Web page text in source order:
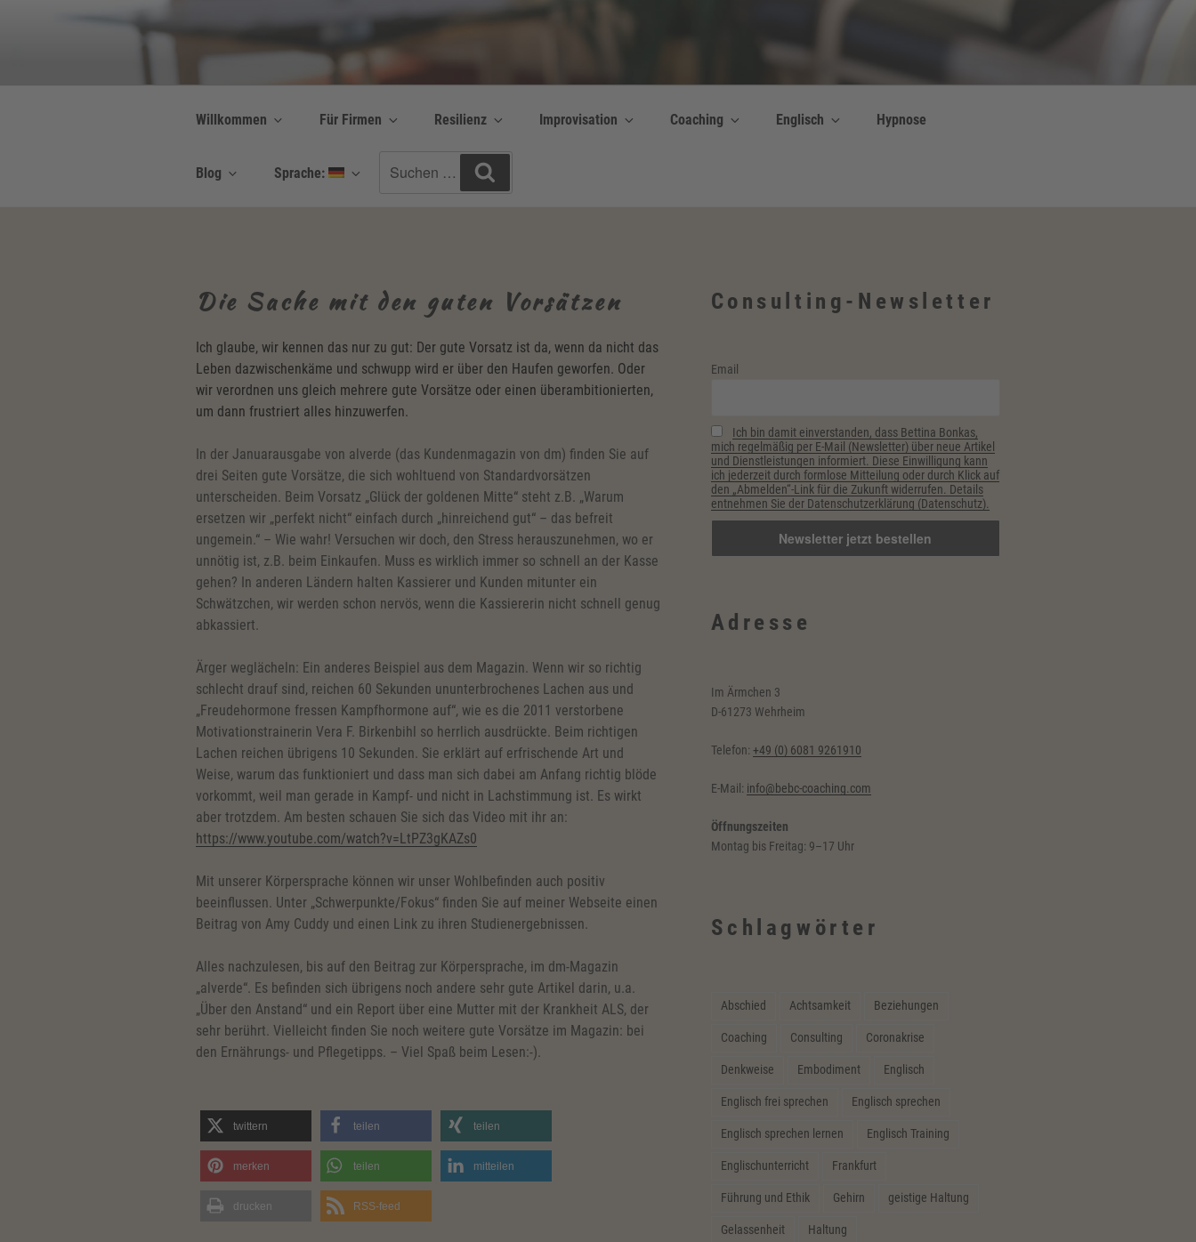
Be Connected by Bettina Bonkas GmbH
Resilienz | Coaching | Englisch + Improvisation
Willkommen Für Firmen Resilienz Improvisation Coaching Englisch Hypnose
Blog Sprache:
nach:
Die Sache mit den guten Vorsätzen
Ich glaube, wir kennen das nur zu gut: Der gute Vorsatz ist da, wenn da nicht das
Leben dazwischenkäme und schwupp wird er über den Haufen geworfen. Oder
wir verordnen uns gleich mehrere gute Vorsätze oder einen überambitionierten,
um dann frustriert alles hinzuwerfen.
In der Januarausgabe von alverde (das Kundenmagazin von dm) finden Sie auf
drei Seiten gute Vorsätze, die sich wohltuend von Standardvorsätzen
unterscheiden. Beim Vorsatz „Glück der goldenen Mitte“ steht z.B. „Warum
ersetzen wir „perfekt nicht“ einfach durch „hinreichend gut“ – das befreit
ungemein.“ – Wie wahr! Versuchen wir doch, den Stress herauszunehmen, wo er
unnötig ist, z.B. beim Einkaufen. Muss es wirklich immer so schnell an der Kasse
gehen? In anderen Ländern halten Kassierer und Kunden mitunter ein
Schwätzchen, wir werden schon nervös, wenn die Kassiererin nicht schnell genug
abkassiert.
Ärger weglächeln: Ein anderes Beispiel aus dem Magazin. Wenn wir so richtig
schlecht drauf sind, reichen 60 Sekunden ununterbrochenes Lachen aus und
„Freudehormone fressen Kampfhormone auf“, wie es die 2011 verstorbene
Motivationstrainerin Vera F. Birkenbihl so herrlich ausdrückte. Beim richtigen
Lachen reichen übrigens 10 Sekunden. Sie erklärt auf erfrischende Art und
Weise, warum das funktioniert und dass man sich dabei am Anfang richtig blöde
vorkommt, weil man gerade in Kampf- und nicht in Lachstimmung ist. Es wirkt
aber trotzdem. Am besten schauen Sie sich das Video mit ihr an:
https://www.youtube.com/watch?v=LtPZ3gKAZs0
Mit unserer Körpersprache können wir unser Wohlbefinden auch positiv
beeinflussen. Unter „Schwerpunkte/Fokus“ finden Sie auf meiner Webseite einen
Beitrag von Amy Cuddy und einen Link zu ihren Studienergebnissen.
Alles nachzulesen, bis auf den Beitrag zur Körpersprache, im dm-Magazin
„alverde“. Es befinden sich übrigens noch andere sehr gute Artikel darin, u.a.
„Über den Anstand“ und ein Report über eine Mutter mit der Krankheit ALS, der
sehr berührt. Vielleicht finden Sie noch weitere gute Vorsätze im Magazin: bei
den Ernährungs- und Pflegetipps. – Viel Spaß beim Lesen:-).
twittern teilen teilen
merken teilen mitteilen
drucken RSS-feed
Consulting-Newsletter
Email
Ich bin damit einverstanden, dass Bettina Bonkas,
mich regelmäßig per E-Mail (Newsletter) über neue Artikel
und Dienstleistungen informiert. Diese Einwilligung kann
ich jederzeit durch formlose Mitteilung oder durch Klick auf
den „Abmelden“-Link für die Zukunft widerrufen. Details
entnehmen Sie der Datenschutzerklärung (Datenschutz).
Adresse
Im Ärmchen 3
D-61273 Wehrheim
Telefon: +49 (0) 6081 9261910
E-Mail: info@bebc-coaching.com
Öffnungszeiten
Montag bis Freitag: 9–17 Uhr
Schlagwörter
Abschied Achtsamkeit Beziehungen
Coaching Consulting Coronakrise
Denkweise Embodiment Englisch
Englisch frei sprechen Englisch sprechen
Englisch sprechen lernen Englisch Training
Englischunterricht Frankfurt
Führung und Ethik Gehirn geistige Haltung
Gelassenheit Haltung